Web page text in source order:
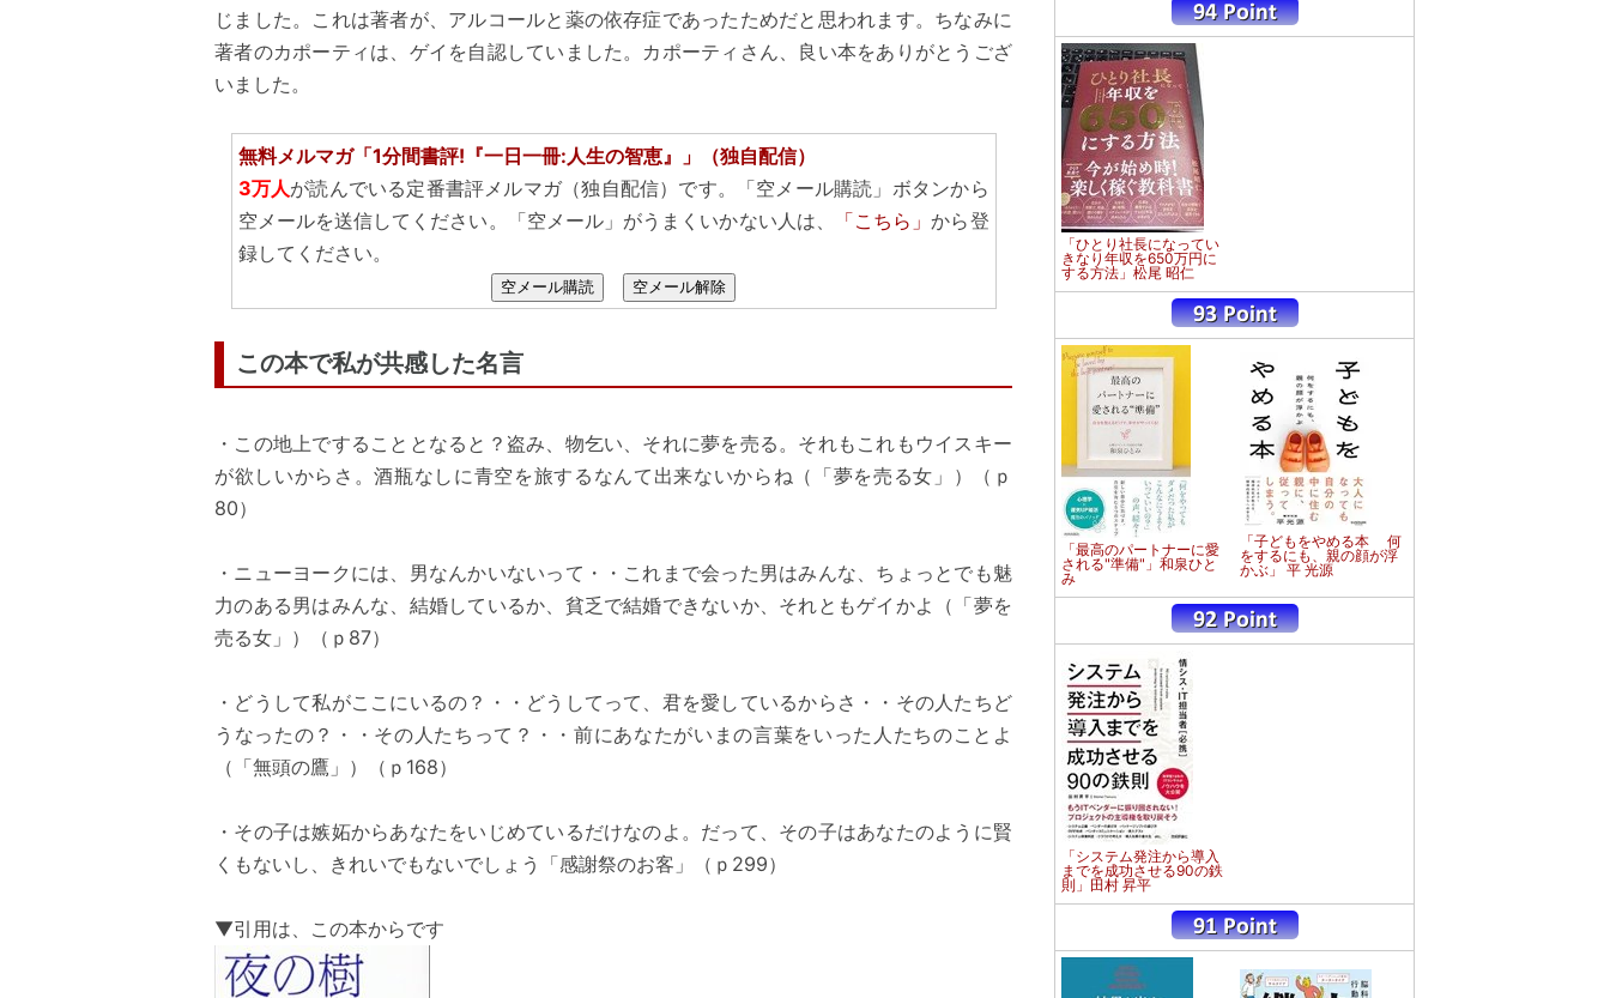
じました。これは著者が、アルコールと薬の依存症であったためだと思われます。ちなみに
著者のカポーティは、ゲイを自認していました。カポーティさん、良い本をありがとうござ
いました。
無料メルマガ「1分間書評!『一日一冊:人生の智恵』」（独自配信）
3万人が読んでいる定番書評メルマガ（独自配信）です。「空メール購読」ボタンから
空メールを送信してください。「空メール」がうまくいかない人は、
「こちら」から登
録してください。
空メール購読 空メール解除
この本で私が共感した名言
・この地上ですることとなると？盗み、物乞い、それに夢を売る。それもこれもウイスキー
が欲しいからさ。酒瓶なしに青空を旅するなんて出来ないからね（「夢を売る女」）（ｐ
80）
・ニューヨークには、男なんかいないって・・これまで会った男はみんな、ちょっとでも魅
力のある男はみんな、結婚しているか、貧乏で結婚できないか、それともゲイかよ（「夢を
売る女」）（ｐ87）
・どうして私がここにいるの？・・どうしてって、君を愛しているからさ・・その人たちど
うなったの？・・その人たちって？・・前にあなたがいまの言葉をいった人たちのことよ
（「無頭の鷹」）（ｐ168）
・その子は嫉妬からあなたをいじめているだけなのよ。だって、その子はあなたのように賢
くもないし、きれいでもないでしょう「感謝祭のお客」（ｐ299）
▼引用は、この本からです
「ひとり社長になってい
きなり年収を650万円に
する方法」松尾 昭仁
「最高のパートナーに愛
される"準備"」和泉ひと
み
「子どもをやめる本 何
をするにも、親の顔が浮
かぶ」 平 光源
「システム発注から導入
までを成功させる90の鉄
則」田村 昇平